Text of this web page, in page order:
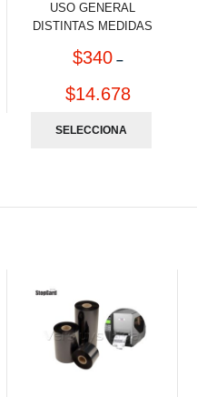
USO GENERAL
DISTINTAS MEDIDAS
$340 –
$14.678
SELECCIONA